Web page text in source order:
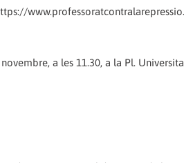
a les 11.30, a la Pl.